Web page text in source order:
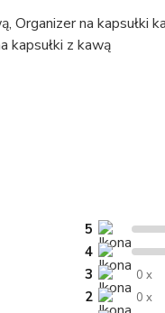
Organizer na
kapsułki z kawą
5
4
3 0 x
2 0 x